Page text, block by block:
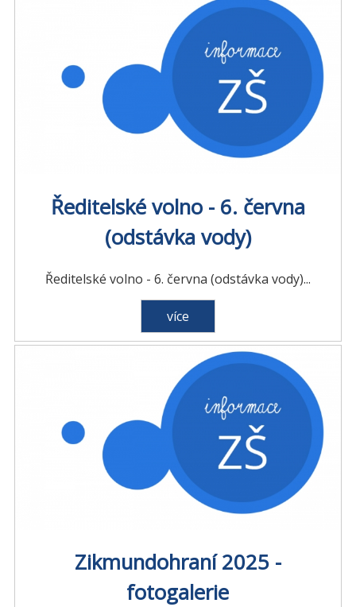
Ředitelské volno - 6. června
(odstávka vody)
Ředitelské volno - 6. června (odstávka vody)...
více
Zikmundohraní 2025 -
fotogalerie